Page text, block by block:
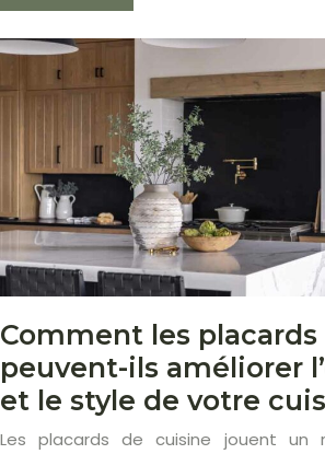
Comment les
peuvent-ils améliorer
et le style de votre
Les placards de cuisine jouent un